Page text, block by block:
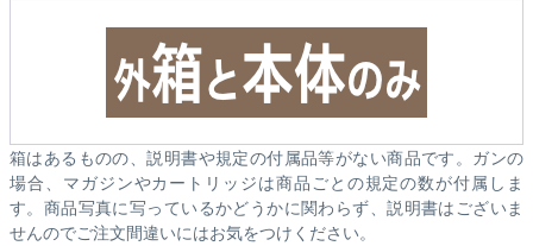
箱はあるものの、説明書や規定の付属品等がない商品です。ガンの
場合、マガジンやカートリッジは商品ごとの規定の数が付属しま
す。商品写真に写っているかどうかに関わらず、説明書はございま
せんのでご注文間違いにはお気をつけください。